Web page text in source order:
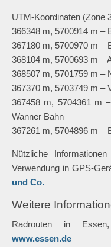
UTM-Koordinaten (Zone
366348 m, 5700914 m –
367180 m, 5700970 m –
368104 m, 5700693 m –
368507 m, 5701759 m –
367370 m, 5703749 m –
367458 m, 5704361 m
Wanner Bahn
367261 m, 5704896 m –
Nützliche
Verwendung in GPS-
und Co.
Weitere
Radrouten in
www.essen.de